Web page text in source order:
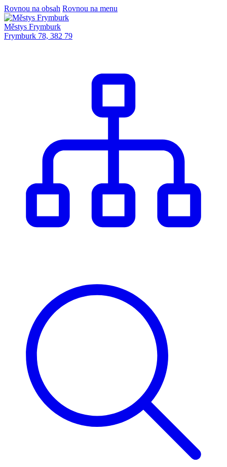
Rovnou na obsah Rovnou na menu
Městys Frymburk
Frymburk 78, 382 79